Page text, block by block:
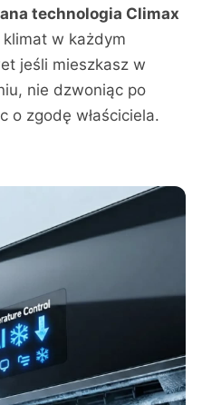
technologia Climax
w każdym
jeśli mieszkasz w
nie dzwoniąc po
o zgodę właściciela.